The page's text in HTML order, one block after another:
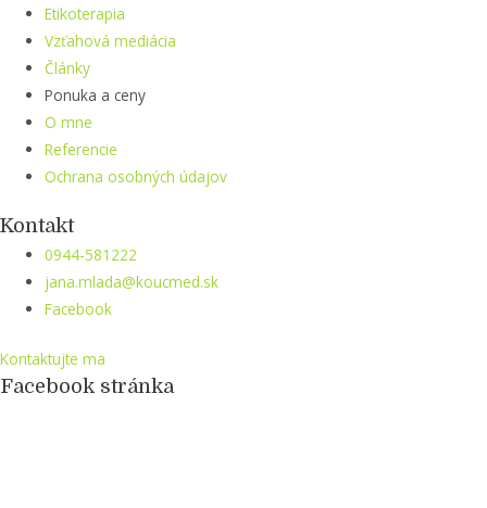
Etikoterapia
Vzťahová mediácia
Články
Ponuka a ceny
O mne
Referencie
Ochrana osobných údajov
Kontakt
0944-581222
jana.mlada@koucmed.sk
Facebook
Kontaktujte ma
Facebook stránka